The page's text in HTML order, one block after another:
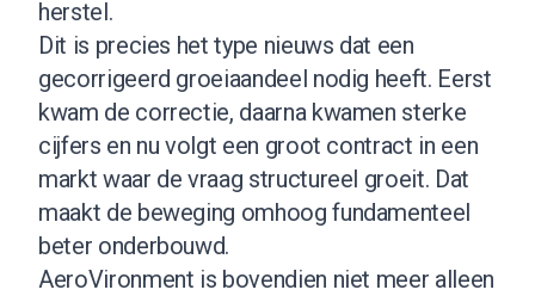
herstel.
Dit is precies het type nieuws dat een
gecorrigeerd groeiaandeel nodig heeft. Eerst
kwam de correctie, daarna kwamen sterke
cijfers en nu volgt een groot contract in een
markt waar de vraag structureel groeit. Dat
maakt de beweging omhoog fundamenteel
beter onderbouwd.
AeroVironment is bovendien niet meer alleen